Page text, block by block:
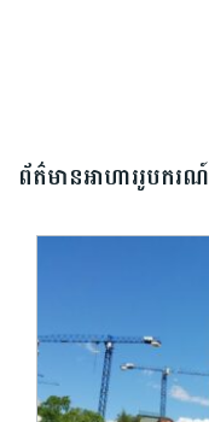
ព័ត៌មានអាហាររូបករណ៍